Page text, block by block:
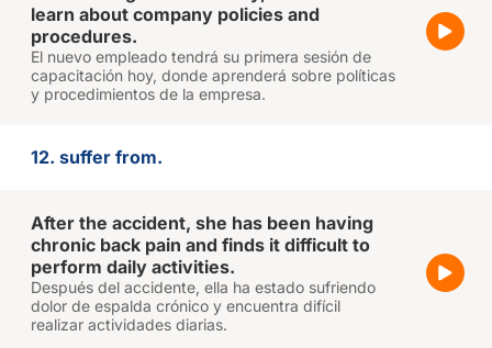
learn about company policies and
procedures.
El nuevo empleado tendrá su primera sesión de
capacitación hoy, donde aprenderá sobre políticas
y procedimientos de la empresa.
12. suffer from.
After the accident, she has been having
chronic back pain and finds it difficult to
perform daily activities.
Después del accidente, ella ha estado sufriendo
dolor de espalda crónico y encuentra difícil
realizar actividades diarias.